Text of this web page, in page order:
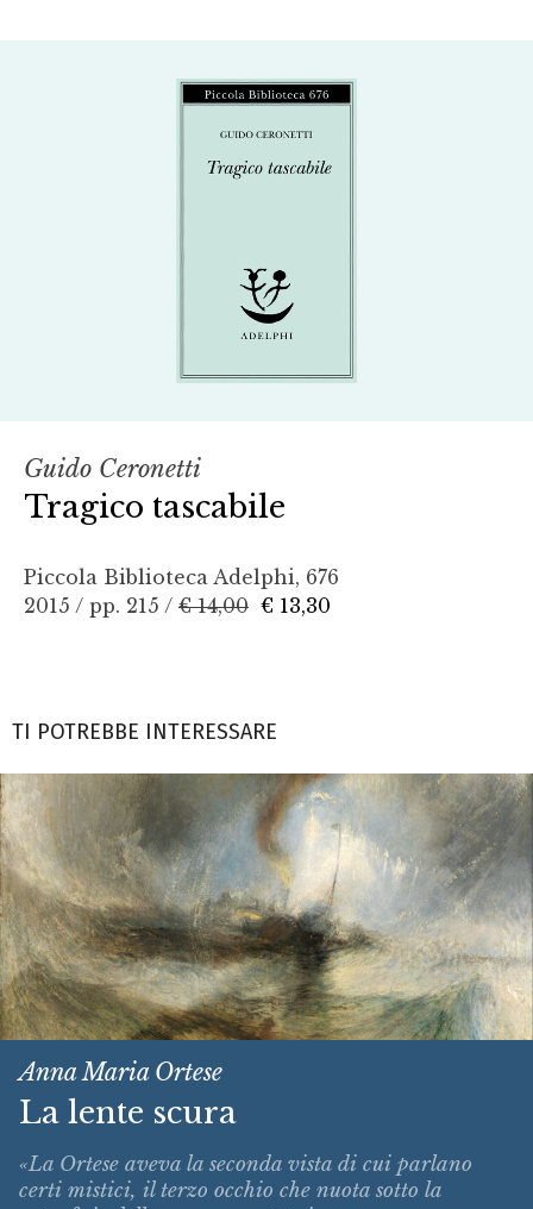
Guido Ceronetti
Tragico tascabile
Piccola Biblioteca Adelphi, 676
2015 / pp. 215 / € 14,00 € 13,30
TI POTREBBE INTERESSARE
Anna Maria Ortese
La lente scura
«La Ortese aveva la seconda vista di cui parlano
certi mistici, il terzo occhio che nuota sotto la